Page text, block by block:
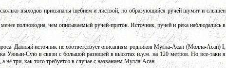
выходов присыпаны щебнем и листвой, но образующийся ручей шумит и слышен
полноводна, чем описываемый ручей-приток. Источник, ручей и река наблюдались в
Данный источник не соответствует описаниям родников Мулла-Асан (Молла-Асан) I,
Сую в связи с большой разницей в высотах н.у.м. на 120 метров. Но все-таки я
три, как того требуется в случае с названием Мулла-Асан.